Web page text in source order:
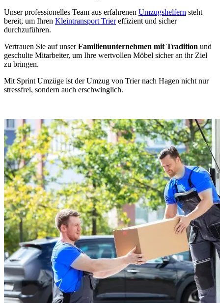
Unser professionelles Team aus erfahrenen Umzugshelfern steht
bereit, um Ihren Kleintransport Triereffizient und sicher
durchzuführen.
Vertrauen Sie auf unserFamilienunternehmen mit Tradition und
geschulte Mitarbeiter, um Ihre wertvollen Möbel sicher an ihr Ziel
zu bringen.
Mit Sprint Umzüge ist der Umzug von Trier nach Hagen nicht nur
stressfrei, sondern auch erschwinglich.